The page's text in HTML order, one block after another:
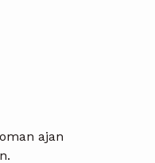
ajan